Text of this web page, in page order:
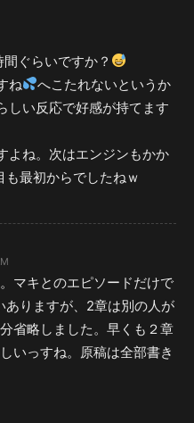
ぐらいですか？
ね
へこたれないというか
しい反応で好感が持てます
よね。次はエンジンもかか
最初からでしたねｗ
マキとのエピソードだけで
ありますが、2章は別の人が
省略しました。早くも２章
いっすね。原稿は全部書き